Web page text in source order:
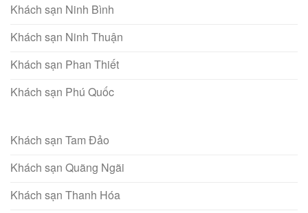
Khách sạn Ninh Bình
Khách sạn Ninh Thuận
Khách sạn Phan Thiết
Khách sạn Phú Quốc
Khách sạn Tam Đảo
Khách sạn Quãng Ngãi
Khách sạn Thanh Hóa